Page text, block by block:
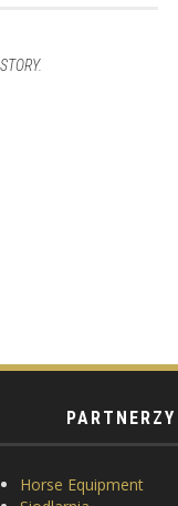
PARTNERZY
Horse Equipment